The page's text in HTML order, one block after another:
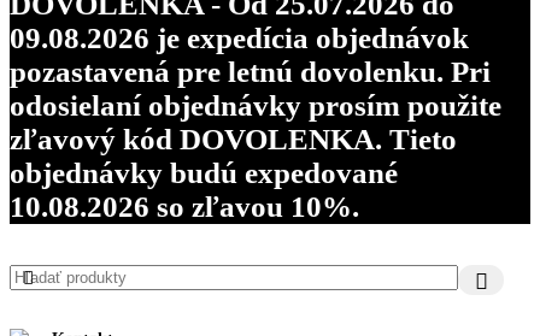
09.08.2026 je expedícia objednávok
pozastavená pre letnú dovolenku. Pri
odosielaní objednávky prosím použite
zľavový kód DOVOLENKA. Tieto
objednávky budú expedované
10.08.2026 so zľavou 10%.